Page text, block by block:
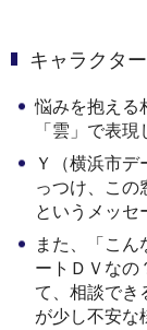
キャラクタ
悩みを抱える
「雲」で表現
Ｙ（横浜市デ
っつけ、この
というメッセ
また、「こ
ートＤＶなの
て、相談でき
が少し不安な